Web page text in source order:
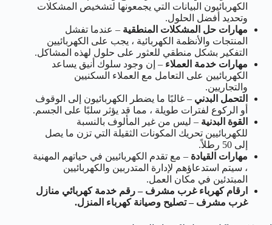
الكهربائيون البيانات التي يجمعونها لتشخيص المشكلات
وتحديد أفضل الحلول.
مهارات حل المشكلات المنطقية – عندما تفشل
المنتجات والأنظمة الكهربائية ، يجب على الكهربائيين
التفكير بشكل منطقي للعثور على حلول لهذه المشاكل.
مهارات خدمة العملاء – إن وجود سلوك أنيق يساعد
الكهربائيين على التعامل مع العملاء السكنيين
والتجاريين.
التحمل البدني – غالبًا ما يضطر الكهربائيون إلى الوقوف
أو الركوع لفترات طويلة ، مما قد يؤثر سلبًا على الجسم.
القوة البدنية – ليس من غير المألوف بالنسبة
للكهربائيين تحريك المكونات الثقيلة التي تزن ما يصل
إلى 50 رطلاً.
مهارات القيادة – مع تقدم الكهربائيين في حياتهم المهنية
، سيتم استدعاؤهم لإدارة المتدربين والكهربائيين
المبتدئين في مكان العمل.
ارقام كهرباء غرب مشرف – رقم خدمة كهربائي منازل
غرب مشرف – تصليح وصيانة كهرباء المنزل.